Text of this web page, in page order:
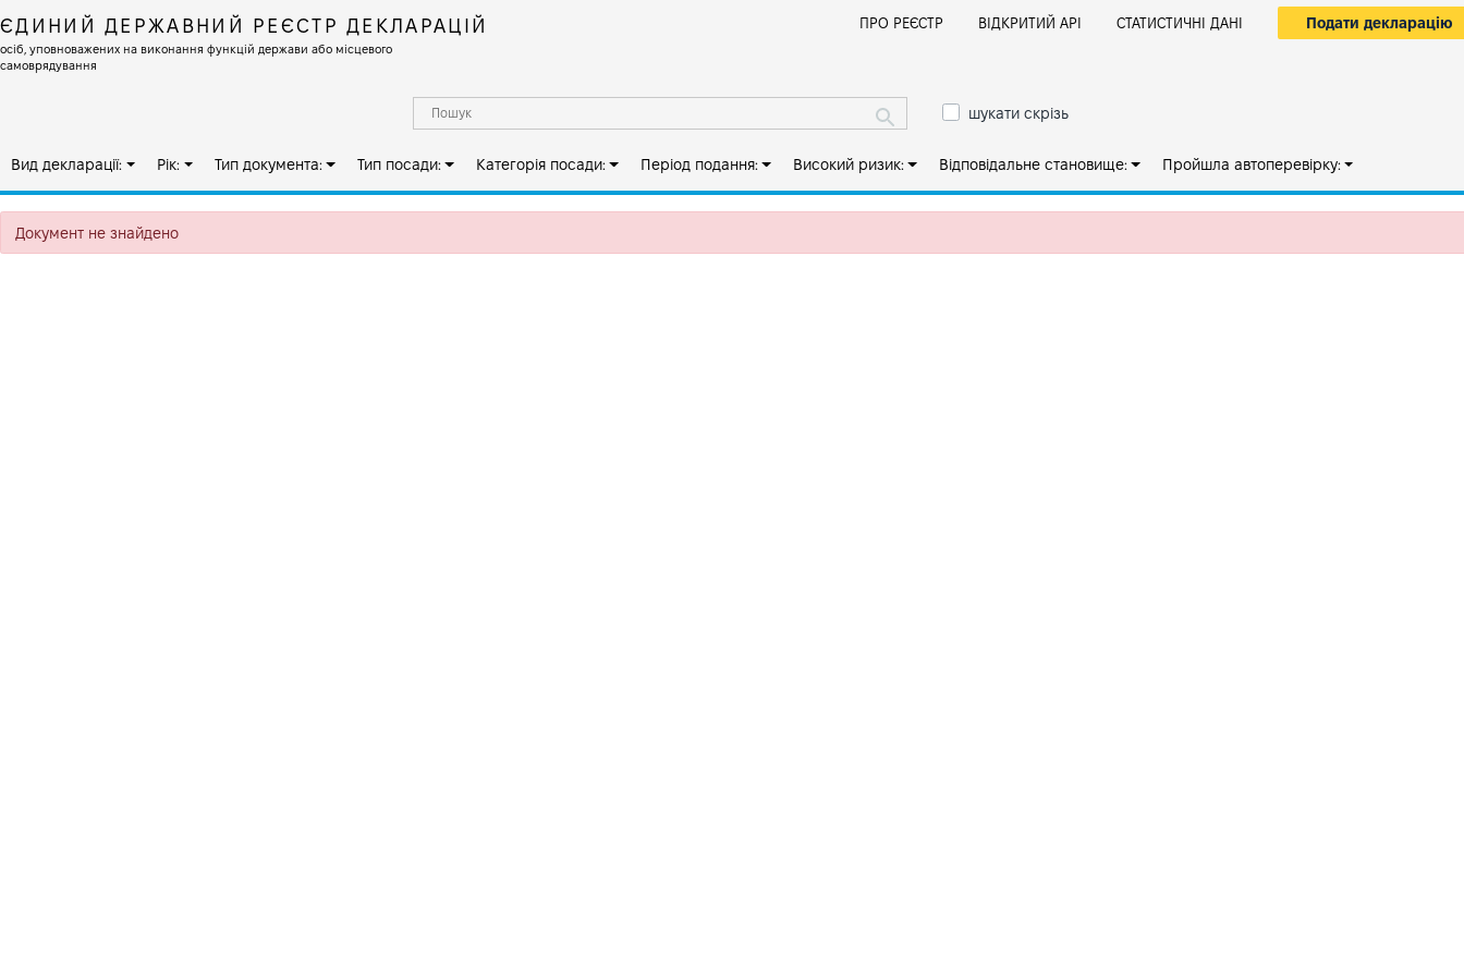
ЄДИНИЙ ДЕРЖАВНИЙ РЕЄСТР ДЕКЛАРАЦІЙ
осіб, уповноважених на виконання функцій держави або місцевого
самоврядування
ПРО РЕЄСТР ВІДКРИТИЙ АРІ СТАТИСТИЧНІ ДАНІ Подати декларацію
шукати скрізь
Вид декларації: Рік: Тип документа: Тип посади: Категорія посади: Період подання: Високий ризик: Відповідальне становище: Пройшла автоперевірку:
Документ не знайдено